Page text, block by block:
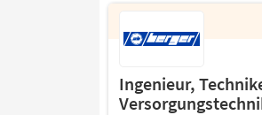
Ingenieur,